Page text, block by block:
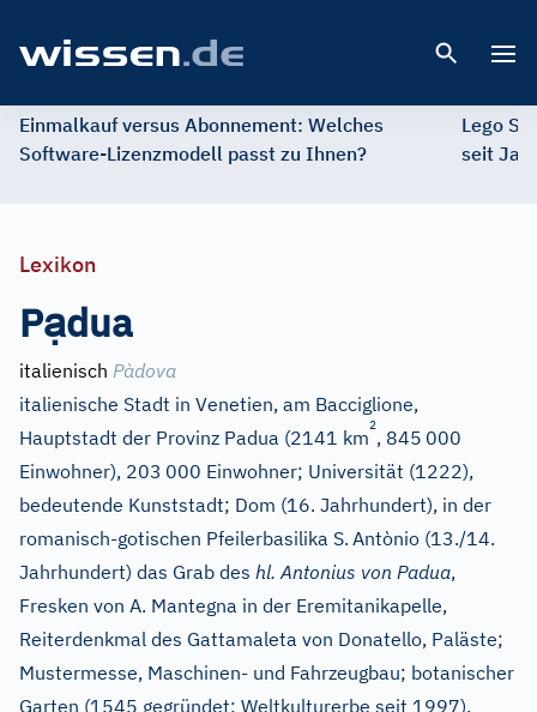
Einmalkauf versus Abonnement: Welches
Software-Lizenzmodell passt zu Ihnen?
Lego
seit
Lexikon
Pạdua
italienisch Pàdova
italienische Stadt in Venetien, am Bacciglione,
Hauptstadt der Provinz Padua (2141 km
2
, 845 000
Einwohner), 203 000 Einwohner; Universität (1222),
bedeutende Kunststadt; Dom (16. Jahrhundert), in der
romanisch-gotischen Pfeilerbasilika S. Antònio (13./14.
Jahrhundert) das Grab des hl. Antonius von Padua,
Fresken von A. Mantegna in der Eremitanikapelle,
Reiterdenkmal des Gattamaleta von Donatello, Paläste;
Mustermesse, Maschinen- und Fahrzeugbau; botanischer
Garten (1545 gegründet; Weltkulturerbe seit 1997).